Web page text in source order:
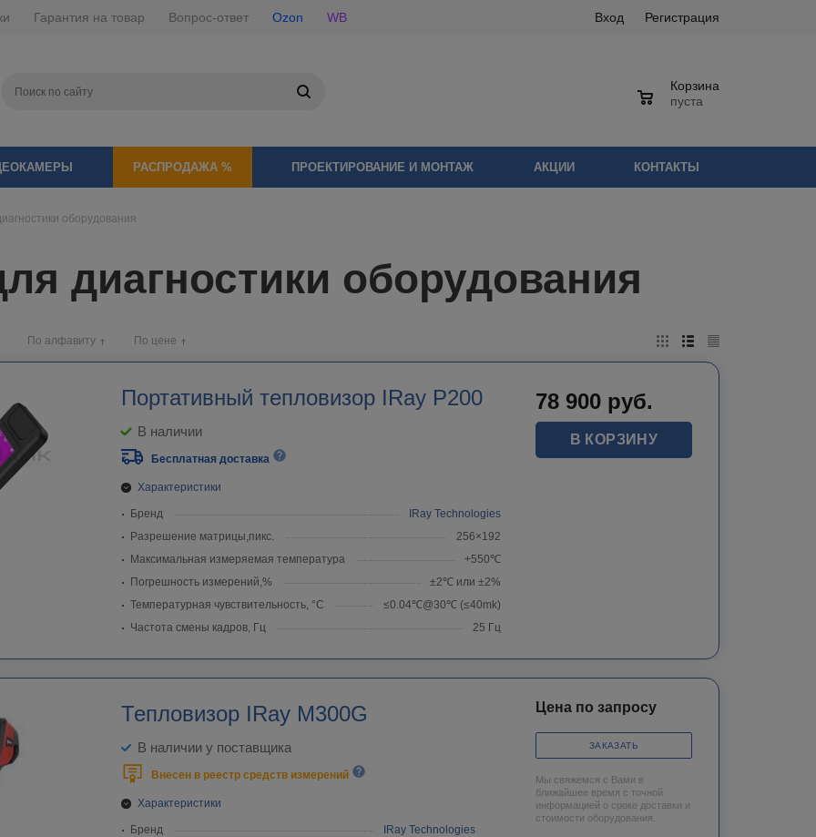
Гарантия на товар Вопрос-ответ Ozon WB Вход Регистрация
Корзина
пуста
РАСПРОДАЖА % ПРОЕКТИРОВАНИЕ И МОНТАЖ АКЦИИ КОНТАКТЫ
оборудования
диагностики оборудования
По алфавиту По цене
Портативный тепловизор IRay P200
В наличии
Бесплатная доставка
Характеристики
Бренд
IRay Technologies
Разрешение матрицы,пикс.
256×192
Максимальная измеряемая температура
+550℃
Погрешность измерений,%
±2℃ или ±2%
Температурная чувствительность, °C
≤0.04℃@30℃ (≤40mk)
Частота смены кадров, Гц
25 Гц
78 900 руб.
В КОРЗИНУ
Тепловизор IRay M300G
В наличии у поставщика
Внесен в реестр средств измерений
Характеристики
Бренд
IRay Technologies
Цена по запросу
ЗАКАЗАТЬ
Мы свяжемся с Вами в
ближайшее время с точной
информацией о сроке доставки и
стоимости оборудования.